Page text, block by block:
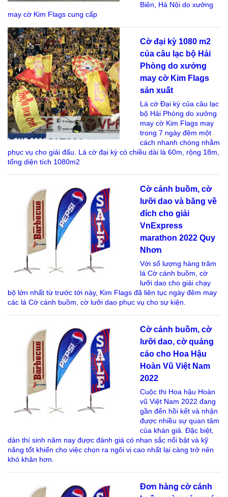
Biên, Hà Nội do xưởng
may cờ Kim Flags cung cấp
Cờ đại kỳ 1080 m2
của câu lạc bộ Hải
Phòng do xưởng
may cờ Kim Flags
sản xuất
Lá cờ Đại kỳ của câu lạc
bộ Hải Phòng do xưởng
may cờ Kim Flags may
trong 7 ngày đêm một
cách nhanh chóng nhằm
phục vụ cho giải đấu. Lá cờ đại kỳ có chiều dài là 60m, rộng 18m,
tổng diện tích 1080m2
Cờ cánh buồm, cờ
lưỡi dao và băng về
đích cho giải
VnExpress
marathon 2022 Quy
Nhơn
Với số lượng hàng trăm
lá Cờ cánh buồm, cờ
lưỡi dao cho giải chạy
bộ lớn nhất từ trước tới này, Kim Flags đã liên tục ngày đêm may
các lá Cờ cánh buồm, cờ lưỡi dao phục vụ cho sự kiện.
Cờ cánh buồm, cờ
lưỡi dao, cờ quảng
cáo cho Hoa Hậu
Hoàn Vũ Việt Nam
2022
Cuộc thi Hoa hậu Hoàn
vũ Việt Nam 2022 đang
gần đến hồi kết và nhận
được nhiều sự quan tâm
của khán giả. Đặc biệt,
dàn thí sinh năm nay được đánh giá có nhan sắc nổi bật và kỹ
năng tốt khiến cho việc chọn ra ngôi vị cao nhất lại càng trở nên
khó khăn hơn.
Đơn hàng cờ cánh